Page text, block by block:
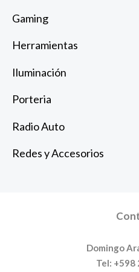
Gaming
Herramientas
Iluminación
Porteria
Radio Auto
Redes y Accesorios
Domingo
Tel: +598